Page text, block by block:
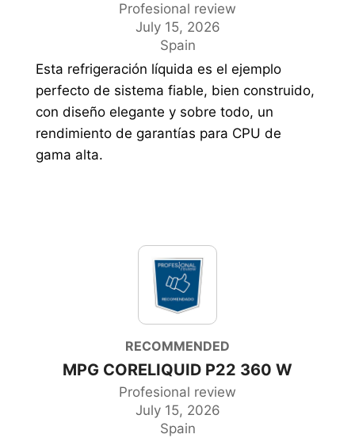
Profesional review
July 15, 2026
Spain
Esta refrigeración líquida es el ejemplo
perfecto de sistema fiable, bien construido,
con diseño elegante y sobre todo, un
rendimiento de garantías para CPU de
gama alta.
RECOMMENDED
MPG CORELIQUID P22 360 W
Profesional review
July 15, 2026
Spain